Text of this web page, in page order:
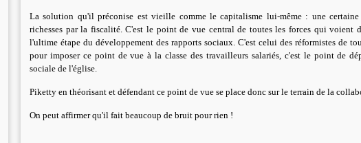
La solution qu'il préconise est vieille comme le capitalisme lui-même : une
richesses par la fiscalité. C'est le point de vue central de toutes les forces qui voient
l'ultime étape du développement des rapports sociaux. C'est celui des réformistes de
pour imposer ce point de vue à la classe des travailleurs salariés, c'est le point de
sociale de l'église.
Piketty en théorisant et défendant ce point de vue se place donc sur le terrain de la
On peut affirmer qu'il fait beaucoup de bruit pour rien !